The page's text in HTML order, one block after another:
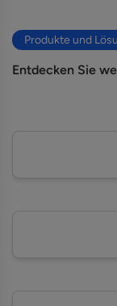
Produkte und
Entdecken Sie